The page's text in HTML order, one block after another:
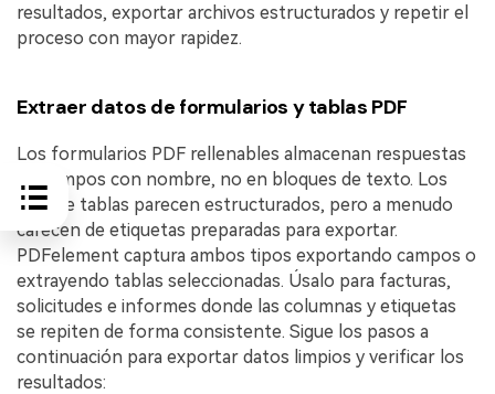
resultados, exportar archivos estructurados y repetir el
proceso con mayor rapidez.
Extraer datos de formularios y tablas PDF
Los formularios PDF rellenables almacenan respuestas
en campos con nombre, no en bloques de texto. Los
PDF de tablas parecen estructurados, pero a menudo
carecen de etiquetas preparadas para exportar.
PDFelement captura ambos tipos exportando campos o
extrayendo tablas seleccionadas. Úsalo para facturas,
solicitudes e informes donde las columnas y etiquetas
se repiten de forma consistente. Sigue los pasos a
continuación para exportar datos limpios y verificar los
resultados: